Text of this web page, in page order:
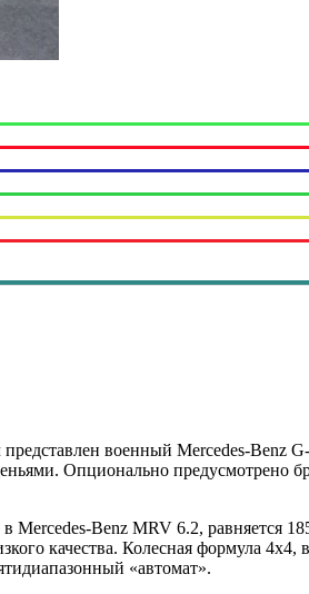
военный Mercedes-Benz
Опционально предусмотрено
Mercedes-Benz MRV 6.2, равняется
качества. Колесная формула
«автомат».